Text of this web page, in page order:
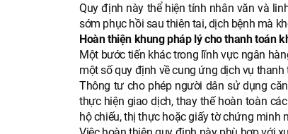
Quy định này thể hiện tính nhân văn và
sớm phục hồi sau thiên tai, dịch bệnh mà
Hoàn thiện khung pháp lý cho thanh toán
Một bước tiến khác trong lĩnh vực ngân
một số quy định về cung ứng dịch vụ
Thông tư cho phép người dân sử dụng
thực hiện giao dịch, thay thế hoàn toàn
hộ chiếu, thị thực hoặc giấy tờ chứng minh